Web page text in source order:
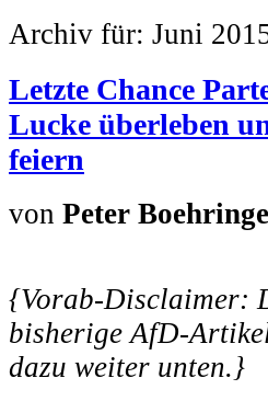
Archiv für: Juni
Letzte Chance
Lucke überleben
feiern
von Peter
{Vorab-Disclaimer:
bisherige AfD-
dazu weiter unten.}